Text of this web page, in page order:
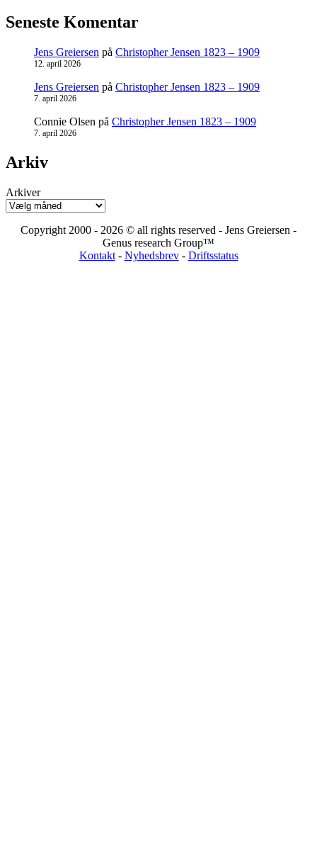
Seneste Komentar
Jens Greiersen på Christopher Jensen 1823 – 1909
12. april 2026
Jens Greiersen på Christopher Jensen 1823 – 1909
7. april 2026
Connie Olsen på Christopher Jensen 1823 – 1909
7. april 2026
Arkiv
Arkiver
Copyright 2000 - 2026 © all rights reserved - Jens Greiersen -
Genus research Group™
Kontakt- Nyhedsbrev- Driftsstatus